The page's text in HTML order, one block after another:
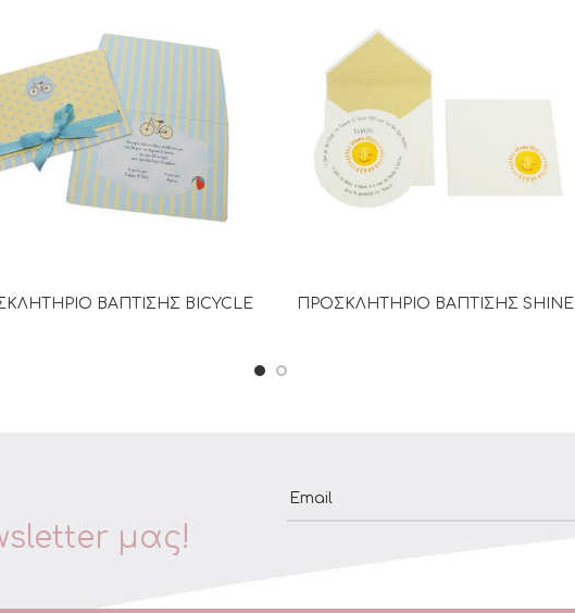
ΔΙΑΒΆΣΤΕ ΠΕΡΙΣΣΌΤΕΡΑ
ΒΑΠΤΙΣΗΣ BICYCLE ΔΙΑΒΆΣΤΕ ΠΕΡΙΣΣΌΤΕΡΑ
ΠΡΟΣΚΛΗΤΗΡΙΟ ΒΑΠΤΙΣΗΣ SHINE
μας!